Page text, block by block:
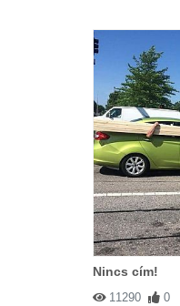
Nincs cím!
11290 0